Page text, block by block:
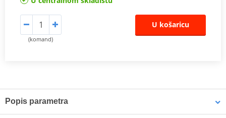
(komand)
U košaricu
Popis parametra